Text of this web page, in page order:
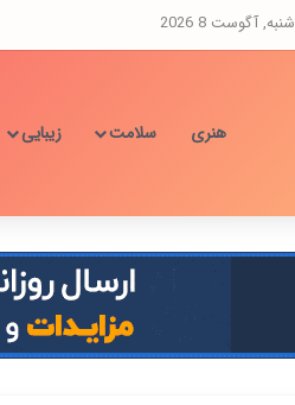
شنبه, آگوست 8 2026
هنری سلامت زیبایی